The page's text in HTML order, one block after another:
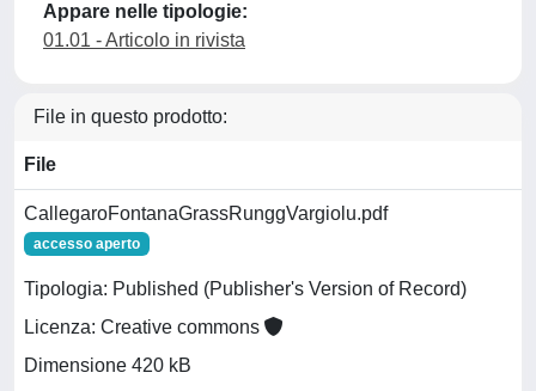
Appare nelle tipologie:
01.01 - Articolo in rivista
File in questo prodotto:
File
CallegaroFontanaGrassRunggVargiolu.pdf
accesso aperto
Tipologia: Published (Publisher's Version of Record)
Licenza: Creative commons
Dimensione 420 kB